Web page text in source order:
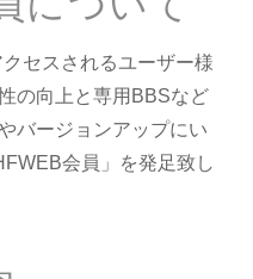
セスされるユーザー様
の向上と専用BBSなど
バージョンアップにい
会員」を発足致し